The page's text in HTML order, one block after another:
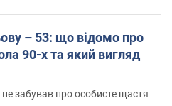
– 53: що відомо про
90-х та який вигляд
забував про особисте щастя